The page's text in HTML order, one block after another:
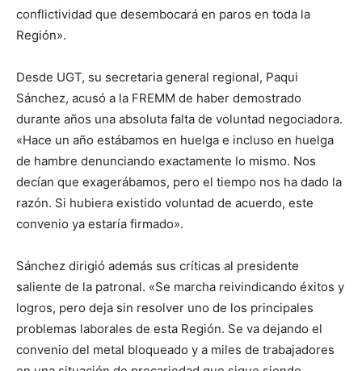
conflictividad que desembocará en paros en toda la
Región».
Desde UGT, su secretaria general regional, Paqui
Sánchez, acusó a la FREMM de haber demostrado
durante años una absoluta falta de voluntad negociadora.
«Hace un año estábamos en huelga e incluso en huelga
de hambre denunciando exactamente lo mismo. Nos
decían que exagerábamos, pero el tiempo nos ha dado la
razón. Si hubiera existido voluntad de acuerdo, este
convenio ya estaría firmado».
Sánchez dirigió además sus críticas al presidente
saliente de la patronal. «Se marcha reivindicando éxitos y
logros, pero deja sin resolver uno de los principales
problemas laborales de esta Región. Se va dejando el
convenio del metal bloqueado y a miles de trabajadores